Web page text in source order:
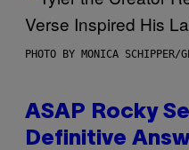
PHOTO BY MONICA SCHIPPER/
ASAP Rocky
Definitive